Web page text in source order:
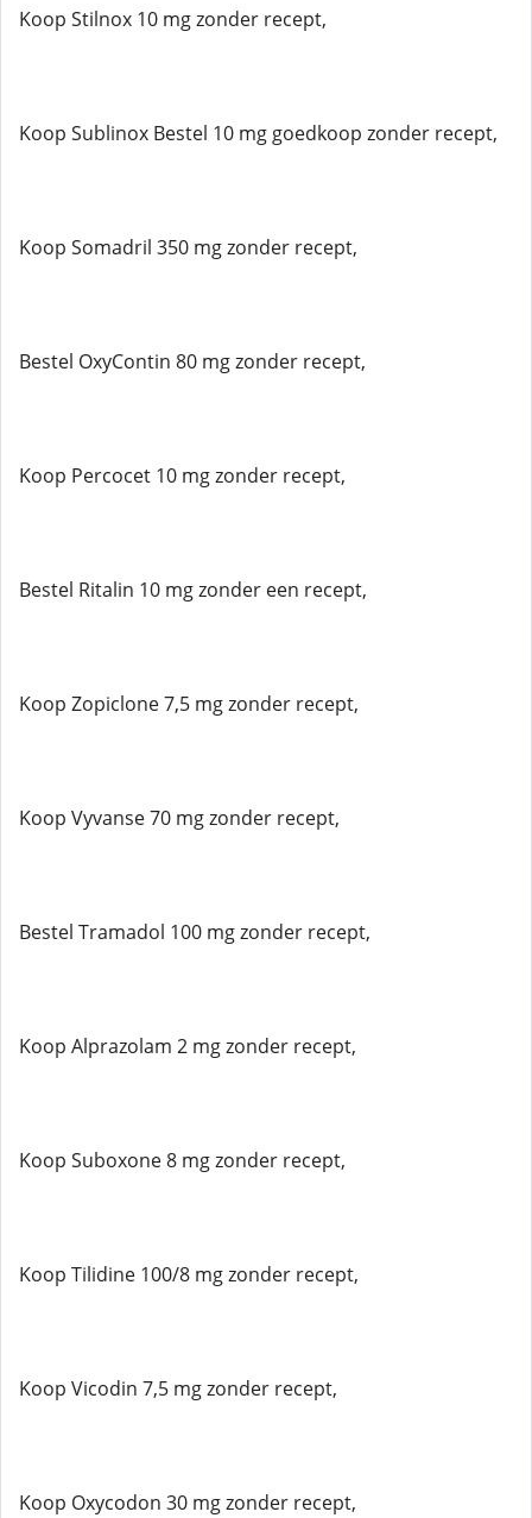
Koop Stilnox 10 mg zonder recept,
Koop Sublinox Bestel 10 mg goedkoop zonder recept,
Koop Somadril 350 mg zonder recept,
Bestel OxyContin 80 mg zonder recept,
Koop Percocet 10 mg zonder recept,
Bestel Ritalin 10 mg zonder een recept,
Koop Zopiclone 7,5 mg zonder recept,
Koop Vyvanse 70 mg zonder recept,
Bestel Tramadol 100 mg zonder recept,
Koop Alprazolam 2 mg zonder recept,
Koop Suboxone 8 mg zonder recept,
Koop Tilidine 100/8 mg zonder recept,
Koop Vicodin 7,5 mg zonder recept,
Koop Oxycodon 30 mg zonder recept,